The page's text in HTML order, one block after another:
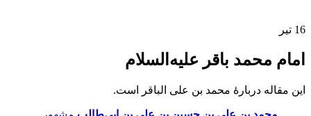
16 تیر
امام محمد باقر علیه‌السلام
این مقاله دربارهٔ محمد بن علی الباقر است.